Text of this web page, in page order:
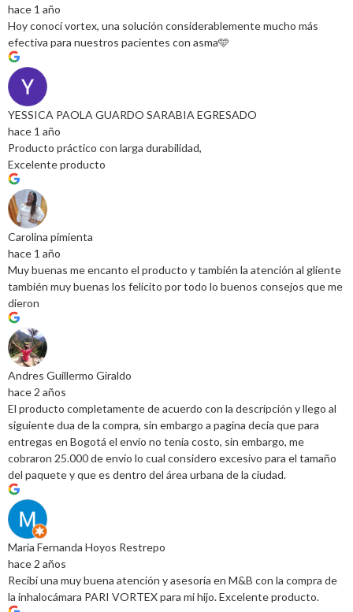
hace 1 año
Hoy conocí vortex, una solución considerablemente mucho más
efectiva para nuestros pacientes con asma🩵
YESSICA PAOLA GUARDO SARABIA EGRESADO
hace 1 año
Producto práctico con larga durabilidad,
Excelente producto
Carolina pimienta
hace 1 año
Muy buenas me encanto el producto y también la atención al gliente
también muy buenas los felicito por todo lo buenos consejos que me
dieron
Andres Guillermo Giraldo
hace 2 años
El producto completamente de acuerdo con la descripción y llego al
siguiente dua de la compra, sin embargo a pagina decía que para
entregas en Bogotá el envío no tenía costo, sin embargo, me
cobraron 25.000 de envío lo cual considero excesivo para el tamaño
del paquete y que es dentro del área urbana de la ciudad.
Maria Fernanda Hoyos Restrepo
hace 2 años
Recibí una muy buena atención y asesoría en M&B con la compra de
la inhalocámara PARI VORTEX para mi hijo. Excelente producto.